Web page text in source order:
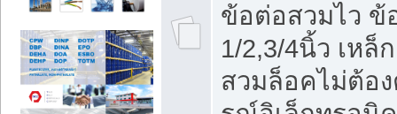
ข้อต่อสวมไว ข้
1/2,3/4นิ้ว เหล็
สวมล็อคไม่ต้อ